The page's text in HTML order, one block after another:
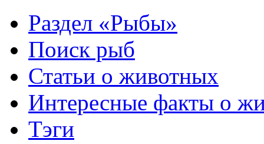
Раздел «Рыбы»
Поиск рыб
Статьи о животных
Интересные факты о
Тэги